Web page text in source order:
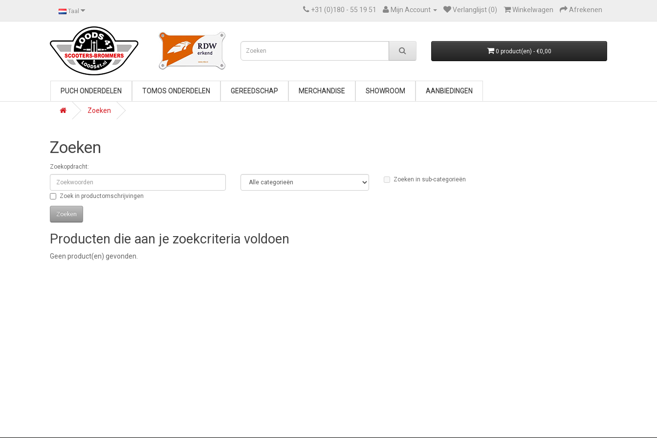
Taal +31 (0)180 - 55 19 51 Mijn Account Verlanglijst (0) Winkelwagen Afrekenen
0 product(en) - €0,00
PUCH ONDERDELEN TOMOS ONDERDELEN GEREEDSCHAP MERCHANDISE SHOWROOM AANBIEDINGEN
Zoeken
Zoeken
Zoekopdracht:
Zoeken in sub-categorieën
Zoek in productomschrijvingen
Producten die aan je zoekcriteria voldoen
Geen product(en) gevonden.